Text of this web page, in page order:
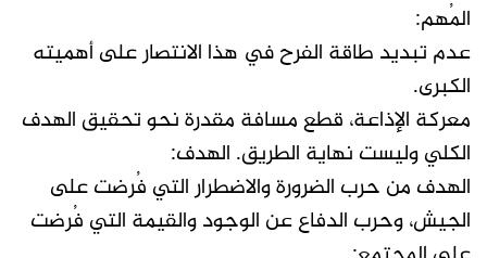
المُهم:
عدم تبديد طاقة الفرح في هذا الانتصار على أهميته
الكبرى.
معركة الإذاعة، قطع مسافة مقدرة نحو تحقيق الهدف
الكلي وليست نهاية الطريق. الهدف:
الهدف من حرب الضرورة والاضطرار التي فُرضت على
الجيش، وحرب الدفاع عن الوجود والقيمة التي فُرضت